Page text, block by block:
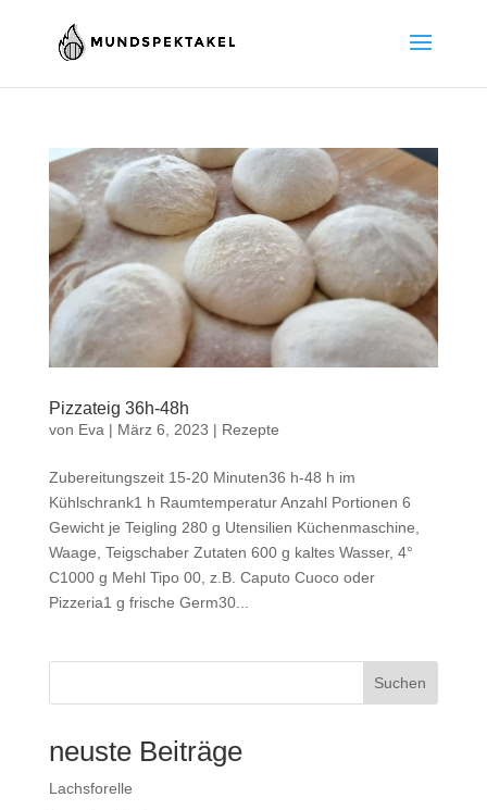
Pizzateig 36h-48h
von Eva | März 6, 2023 | Rezepte
Zubereitungszeit 15-20 Minuten36 h-48 h im
Kühlschrank1 h Raumtemperatur Anzahl Portionen 6
Gewicht je Teigling 280 g Utensilien Küchenmaschine,
Waage, Teigschaber Zutaten 600 g kaltes Wasser, 4°
C1000 g Mehl Tipo 00, z.B. Caputo Cuoco oder
Pizzeria1 g frische Germ30...
Suchen
neuste Beiträge
Lachsforelle